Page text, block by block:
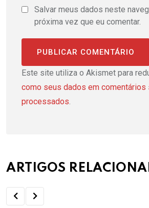
Salvar meus dados neste
próxima vez que eu comentar.
Este site utiliza o Akismet para
como seus dados em comentários
processados
ARTIGOS